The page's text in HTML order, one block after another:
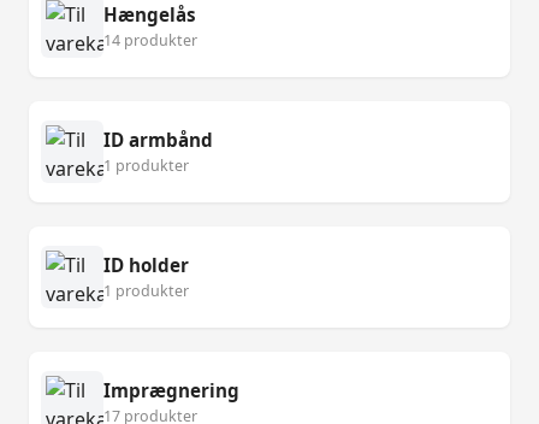
Hængelås
14 produkter
ID armbånd
1 produkter
ID holder
1 produkter
Imprægnering
17 produkter